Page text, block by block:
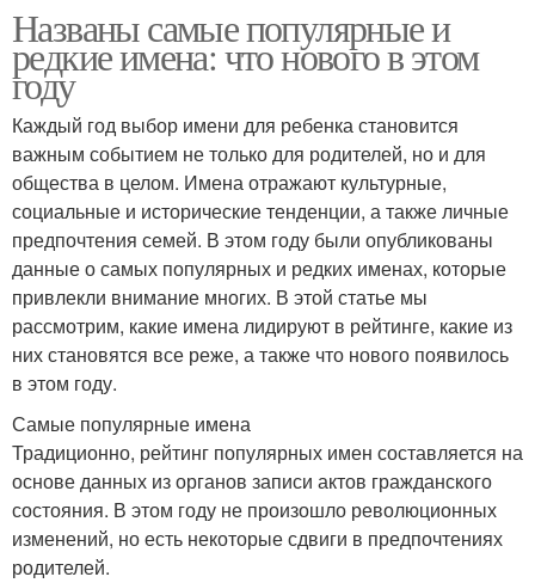
Названы самые популярные и
редкие имена: что нового в этом
году
Каждый год выбор имени для ребенка становится
важным событием не только для родителей, но и для
общества в целом. Имена отражают культурные,
социальные и исторические тенденции, а также личные
предпочтения семей. В этом году были опубликованы
данные о самых популярных и редких именах, которые
привлекли внимание многих. В этой статье мы
рассмотрим, какие имена лидируют в рейтинге, какие из
них становятся все реже, а также что нового появилось
в этом году.
Самые популярные имена
Традиционно, рейтинг популярных имен составляется на
основе данных из органов записи актов гражданского
состояния. В этом году не произошло революционных
изменений, но есть некоторые сдвиги в предпочтениях
родителей.